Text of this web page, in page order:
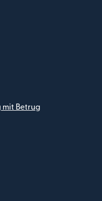
mit Betrug
geöffnet)geöffnet)
Fenster geöffnet)
neuen Fenster geöffnet)
einem neuen Fenster